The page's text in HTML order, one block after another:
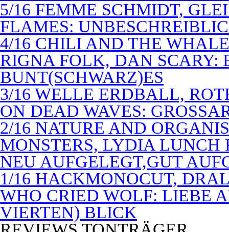
5/16 FEMME SCHMIDT,
FLAMES:
4/16 CHILI AND THE
RIGNA FOLK, DAN SCARY:
BUNT(SCHWARZ)ES
3/16 WELLE ERDBALL,
ON DEAD WAVES:
2/16 NATURE AND
MONSTERS, LYDIA LUNCH
NEU AUFGELEGT,GUT
1/16 HACKMONOCUT,
WHO CRIED WOLF: LIEBE
VIERTEN) BLICK